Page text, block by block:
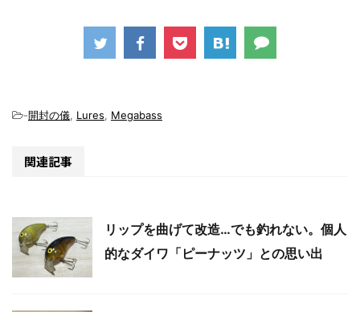
-開封の儀, Lures, Megabass
関連記事
リップを曲げて改造…でも釣れない。個人
的なダイワ「ピーナッツ」との思い出